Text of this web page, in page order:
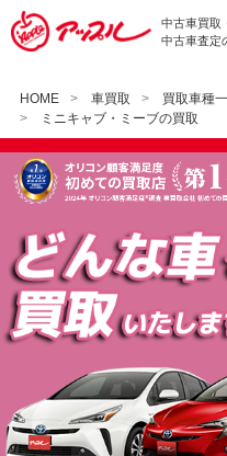
中古車買取
中古車査定
HOME 車買取 買取車種
ミニキャブ・ミーブの買取